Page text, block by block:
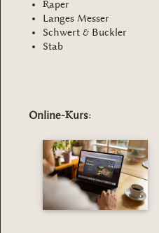
Raper
Langes Messer
Schwert & Buckler
Stab
Online-Kurs: